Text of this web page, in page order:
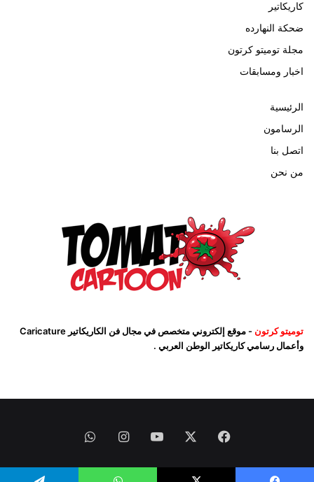
كاريكاتير
ضحكة النهارده
مجلة توميتو كرتون
اخبار ومسابقات
الرئيسية
الرسامون
اتصل بنا
من نحن
توميتو كرتون
- موقع إلكتروني متخصص في مجال فن الكاريكاتير Caricature
وأعمال رسامي كاريكاتير الوطن العربي .
فيسبوك ‫YouTubeانستقرامواتساب